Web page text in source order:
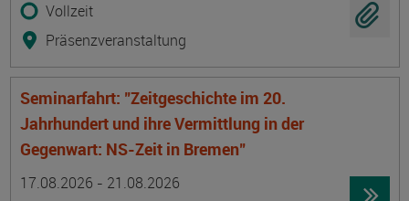
Vollzeit
Präsenzveranstaltung
Seminarfahrt: "Zeitgeschichte im 20.
Jahrhundert und ihre Vermittlung in der
Gegenwart: NS-Zeit in Bremen"
17.08.2026 - 21.08.2026